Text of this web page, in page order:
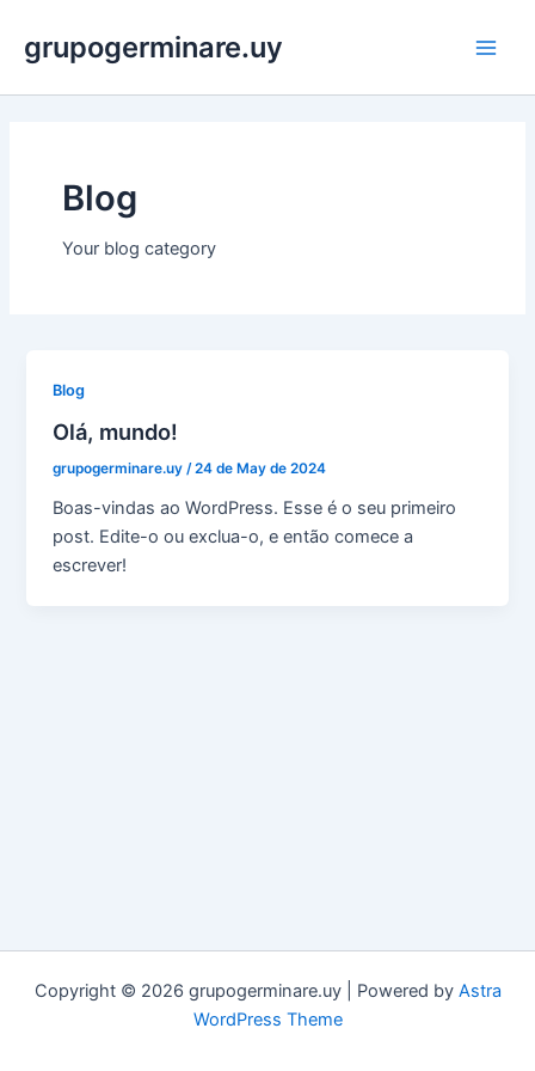
content
grupogerminare.uy
Blog
Your blog category
Blog
Olá, mundo!
grupogerminare.uy/24 de May de 2024
Boas-vindas ao WordPress. Esse é o seu primeiro
post. Edite-o ou exclua-o, e então comece a
escrever!
Copyright © 2026 grupogerminare.uy | Powered by Astra
WordPress Theme